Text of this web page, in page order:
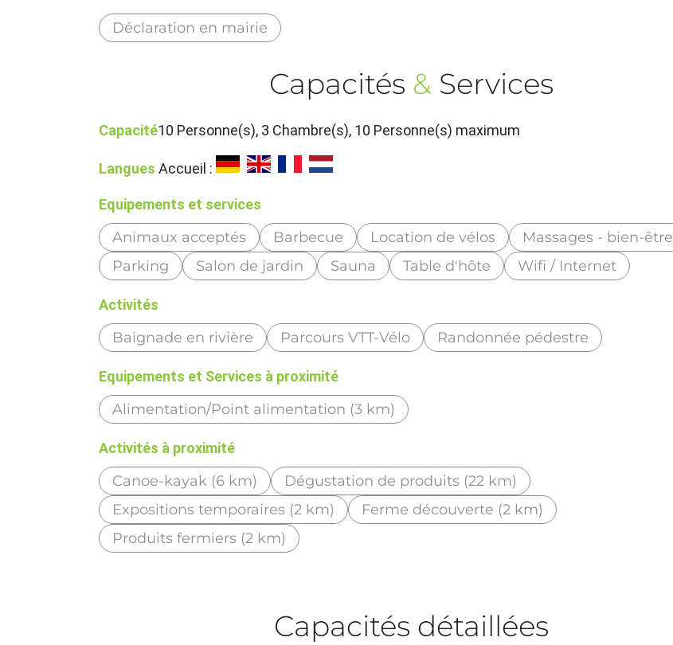
Déclaration en mairie
Capacités & Services
Capacité10 Personne(s), 3 Chambre(s), 10 Personne(s) maximum
Langues Accueil :
Equipements et services
Animaux acceptés Barbecue Location de vélos
Massages - bien-être
Parking
Salon de jardin Sauna Table d'hôte Wifi / Internet
Activités
Baignade en rivière Parcours VTT-Vélo Randonnée pédestre
Equipements et Services à proximité
Alimentation/Point alimentation (3 km)
Activités à proximité
Canoe-kayak (6 km)
Dégustation de produits (22 km)
Expositions temporaires (2 km)
Ferme découverte (2 km)
Produits fermiers (2 km)
Capacités détaillées